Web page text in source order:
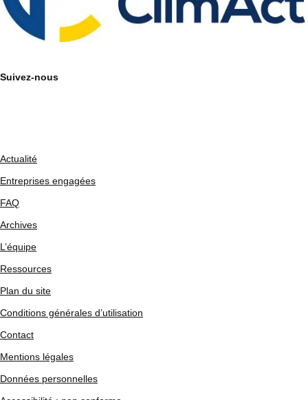
Suivez-nous
Actualité
Entreprises engagées
FAQ
Archives
L’équipe
Ressources
Plan du site
Conditions générales d’utilisation
Contact
Mentions légales
Données personnelles